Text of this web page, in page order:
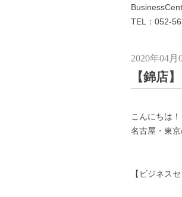
TEL：052-
2020年04月
【錦店
こんにちは！
名古屋・東
【ビジネス